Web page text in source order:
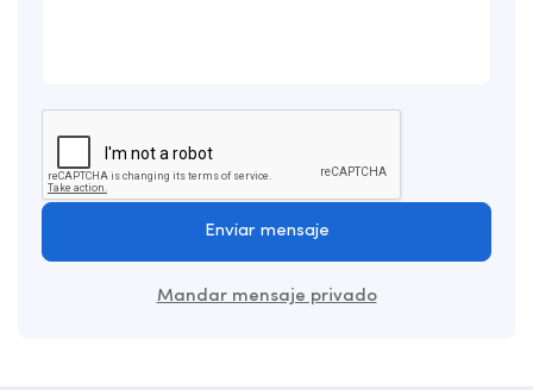
Enviar mensaje
Mandar mensaje privado